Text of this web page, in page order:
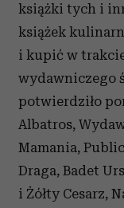
książki tych i
książek
i kupić w
wydawniczego
potwierdziło
Albatros,
Mamania,
Draga, Badet
i Żółty Cesarz,